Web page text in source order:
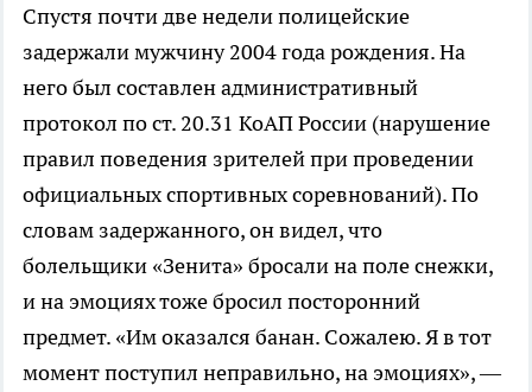
Спустя почти две недели полицейские
задержали мужчину 2004 года рождения. На
него был составлен административный
протокол по ст. 20.31 КоАП России (нарушение
правил поведения зрителей при проведении
официальных спортивных соревнований). По
словам задержанного, он видел, что
болельщики «Зенита» бросали на поле снежки,
и на эмоциях тоже бросил посторонний
предмет. «Им оказался банан. Сожалею. Я в тот
момент поступил неправильно, на эмоциях», —